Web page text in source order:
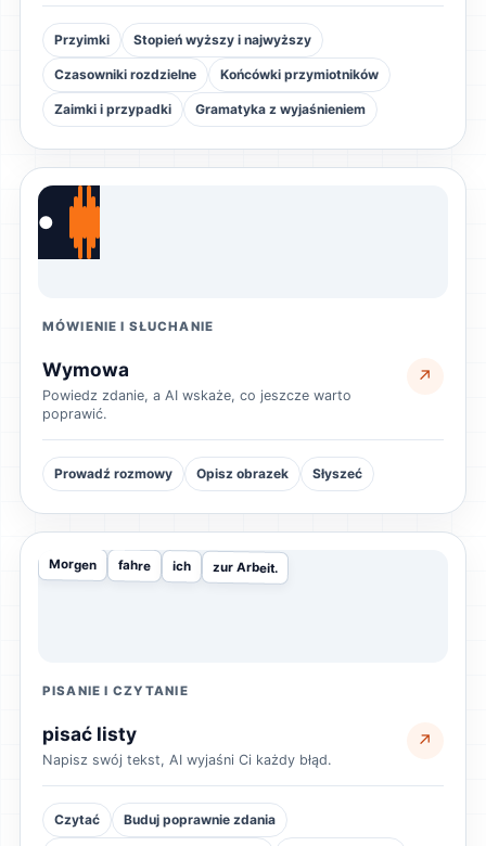
Przyimki Stopień wyższy i najwyższy
Czasowniki rozdzielne Końcówki przymiotników
Zaimki i przypadki Gramatyka z wyjaśnieniem
●
MÓWIENIE I SŁUCHANIE
Wymowa
Powiedz zdanie, a AI wskaże, co jeszcze warto
poprawić.
↗
Prowadź rozmowy Opisz obrazek Słyszeć
Morgen fahre ich zur Arbeit.
PISANIE I CZYTANIE
pisać listy
Napisz swój tekst, AI wyjaśni Ci każdy błąd.
↗
Czytać Buduj poprawnie zdania